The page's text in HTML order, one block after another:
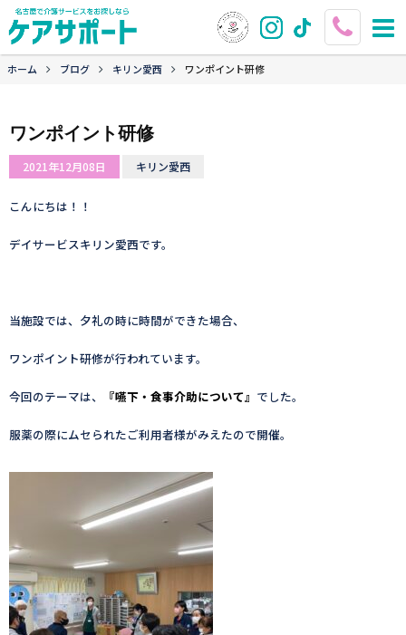
ホーム ブログ キリン愛西 ワンポイント研修
ワンポイント研修
2021年12月08日 キリン愛西
こんにちは！！
デイサービスキリン愛西です。
当施設では、夕礼の時に時間ができた場合、
ワンポイント研修が行われています。
今回のテーマは、 『嚥下・食事介助について』 でした。
服薬の際にムセられたご利用者様がみえたので開催。